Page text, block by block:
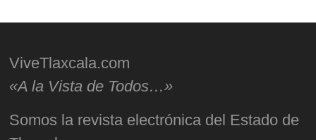
ViveTlaxcala.com
«A la Vista de Todos…»
Somos la revista electrónica del Estado de